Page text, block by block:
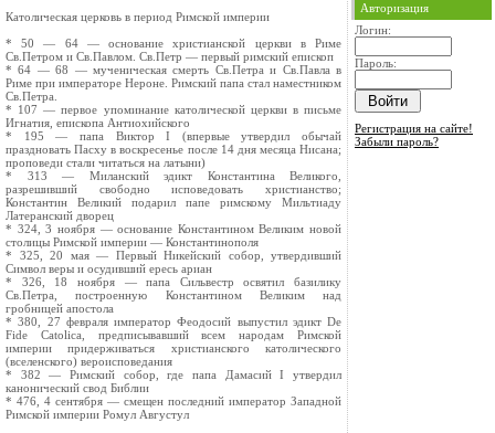
Католическая церковь в период Римской империи
* 50 — 64 — основание христианской церкви в Риме
Cв.Петром и Св.Павлом. Cв.Петр — первый римский епископ
* 64 — 68 — мученическая смерть Cв.Петра и Св.Павла в
Риме при императоре Нероне. Римский папа стал наместником
Cв.Петра.
* 107 — первое упоминание католической церкви в письме
Игнатия, епископа Антиохийского
* 195 — папа Виктор I (впервые утвердил обычай
праздновать Пасху в воскресенье после 14 дня месяца Нисана;
проповеди стали читаться на латыни)
* 313 — Миланский эдикт Константина Великого,
разрешивший свободно исповедовать христианство;
Константин Великий подарил папе римскому Мильтиаду
Латеранский дворец
* 324, 3 ноября — основание Константином Великим новой
столицы Римской империи — Константинополя
* 325, 20 мая — Первый Никейский собор, утвердивший
Символ веры и осудивший ересь ариан
* 326, 18 ноября — папа Сильвестр освятил базилику
Св.Петра, построенную Константином Великим над
гробницей апостола
* 380, 27 февраля император Феодосий выпустил эдикт De
Fide Catolica, предписывавший всем народам Римской
империи придерживаться христианского католического
(вселенского) вероисповедания
* 382 — Римский собор, где папа Дамасий I утвердил
канонический свод Библии
* 476, 4 сентября — смещен последний император Западной
Римской империи Ромул Августул
Авторизация
Логин:
Пароль:
Регистрация на сайте!
Забыли пароль?